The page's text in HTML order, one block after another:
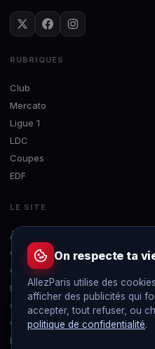
RUBRIQUES
Club
Mercato
Ligue 1
LDC
Coupes
EDF
LE SITE
À propos
Concours
Contact
Mentions légales
Confidentialité
Gérer les cookies
Flux RSS
On respecte ta
AllezParis utilise des
afficher des publicités qui
accepter, tout refuser, ou
politique de confidentialité.